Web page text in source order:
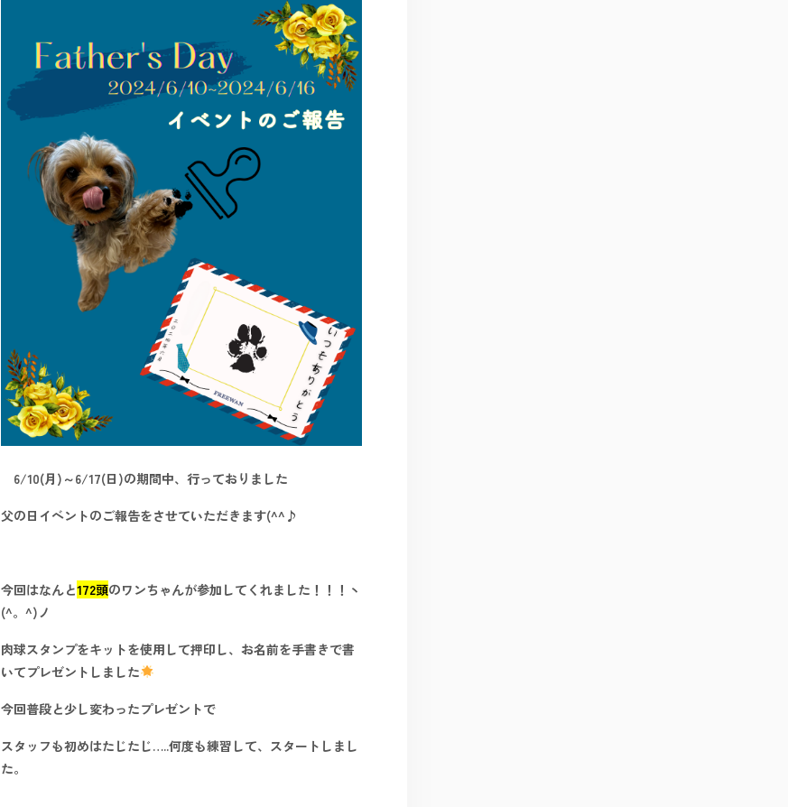
6/10(月)～6/17(日)の期間中、行っておりました
父の日イベントのご報告をさせていただきます(^^♪
今回はなんと172頭のワンちゃんが参加してくれました！！！ヽ
(^。^)ノ
肉球スタンプをキットを使用して押印し、お名前を手書きで書
いてプレゼントしました
今回普段と少し変わったプレゼントで
スタッフも初めはたじたじ…..何度も練習して、スタートしまし
た。